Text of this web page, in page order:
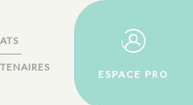
ESPACE PRO